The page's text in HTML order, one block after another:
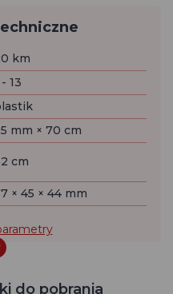
km
- 13
mm × 70 cm
cm
× 45 × 44 mm
do pobrania